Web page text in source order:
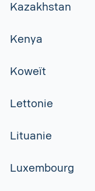
Kazakhstan
Kenya
Koweït
Lettonie
Lituanie
Luxembourg